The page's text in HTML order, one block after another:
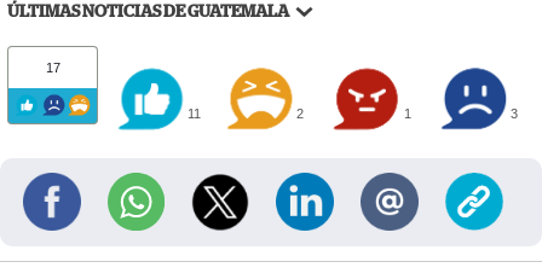
ÚLTIMAS NOTICIAS DE GUATEMALA
17
11 2 1 3